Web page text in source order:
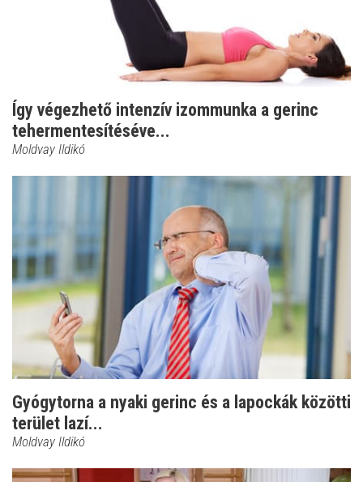
Így végezhető intenzív izommunka a gerinc
tehermentesítéséve...
Moldvay Ildikó
Gyógytorna a nyaki gerinc és a lapockák közötti
terület lazí...
Moldvay Ildikó